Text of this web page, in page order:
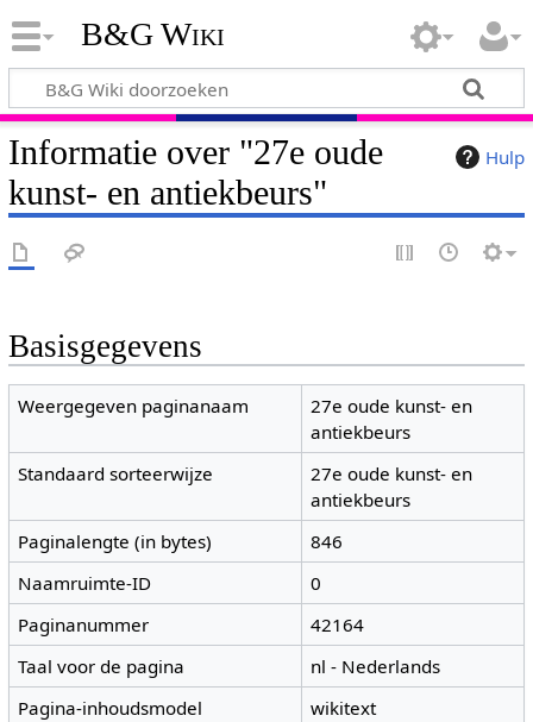
B&G Wiki
Hulp
Informatie over "27e oude
kunst- en antiekbeurs"
Basisgegevens
Weergegeven paginanaam
27e oude kunst- en
antiekbeurs
Standaard sorteerwijze
27e oude kunst- en
antiekbeurs
Paginalengte (in bytes)
846
Naamruimte-ID
0
Paginanummer
42164
Taal voor de pagina
nl - Nederlands
Pagina-inhoudsmodel
wikitext